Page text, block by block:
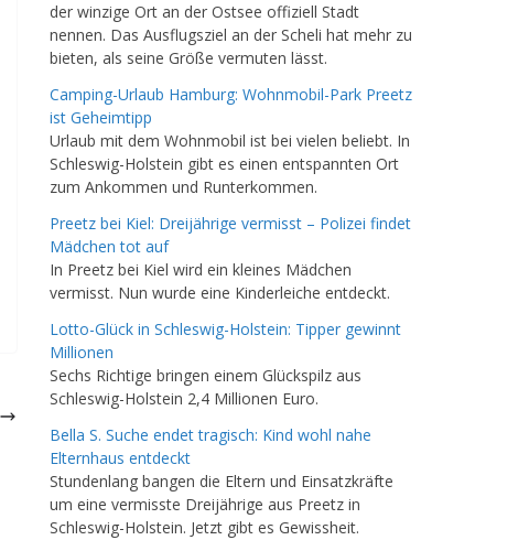
der winzige Ort an der Ostsee offiziell Stadt
nennen. Das Ausflugsziel an der Scheli hat mehr zu
bieten, als seine Größe vermuten lässt.
Camping-Urlaub Hamburg: Wohnmobil-Park Preetz
ist Geheimtipp
Urlaub mit dem Wohnmobil ist bei vielen beliebt. In
Schleswig-Holstein gibt es einen entspannten Ort
zum Ankommen und Runterkommen.
Preetz bei Kiel: Dreijährige vermisst – Polizei findet
Mädchen tot auf
In Preetz bei Kiel wird ein kleines Mädchen
vermisst. Nun wurde eine Kinderleiche entdeckt.
Lotto-Glück in Schleswig-Holstein: Tipper gewinnt
Millionen
Sechs Richtige bringen einem Glückspilz aus
Schleswig-Holstein 2,4 Millionen Euro.
Bella S. Suche endet tragisch: Kind wohl nahe
Elternhaus entdeckt
Stundenlang bangen die Eltern und Einsatzkräfte
um eine vermisste Dreijährige aus Preetz in
Schleswig-Holstein. Jetzt gibt es Gewissheit.